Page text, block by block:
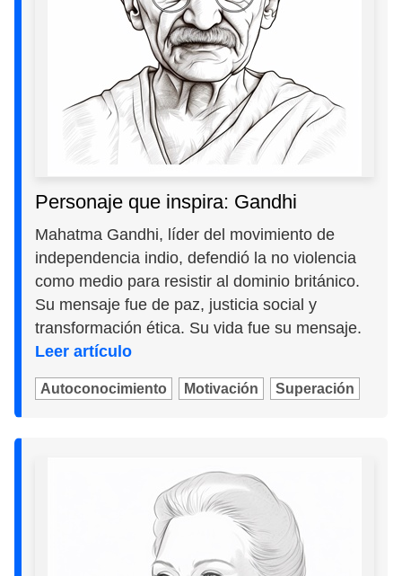
Personaje que inspira: Gandhi
Mahatma Gandhi, líder del movimiento de
independencia indio, defendió la no violencia
como medio para resistir al dominio británico.
Su mensaje fue de paz, justicia social y
transformación ética. Su vida fue su mensaje.
Leer artículo
Autoconocimiento Motivación Superación